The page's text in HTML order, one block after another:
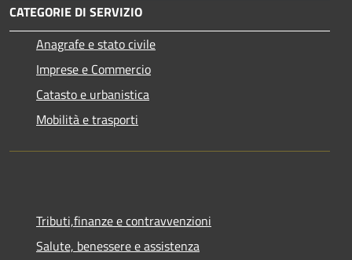
CATEGORIE DI SERVIZIO
Anagrafe e stato civile
Imprese e Commercio
Catasto e urbanistica
Mobilità e trasporti
Tributi,finanze e contravvenzioni
Salute, benessere e assistenza